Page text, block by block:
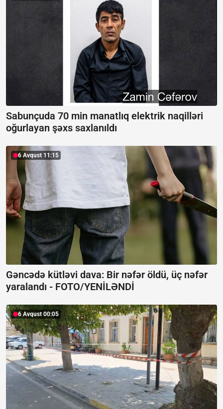
Sabunçuda 70 min manatlıq elektrik naqilləri
oğurlayan şəxs saxlanıldı
6 Avqust 11:15
Gəncədə kütləvi dava: Bir nəfər öldü, üç nəfər
yaralandı - FOTO/YENİLƏNDİ
6 Avqust 00:05